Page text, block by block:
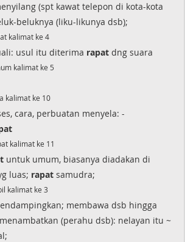
(spt kawat telepon di kota-kota
beluknya (liku-likunya dsb);
kalimat ke 4
usul itu diterima rapat dng suara
kalimat ke 5
kalimat ke 10
cara, perbuatan menyela: -
kalimat ke 11
untuk umum, biasanya diadakan di
luas; rapat samudra;
kalimat ke 3
membawa dsb hingga
(perahu dsb): nelayan itu ~